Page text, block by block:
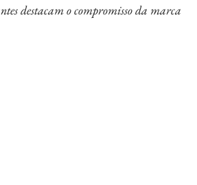
destacam o compromisso da marca